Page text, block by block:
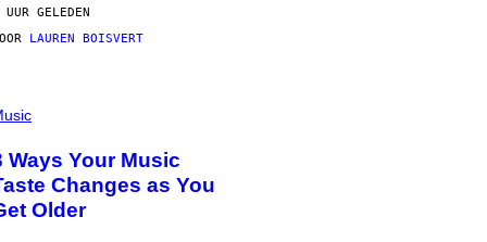
GELEDEN
LAUREN BOISVERT
Ways Your Music
Changes as You
Older